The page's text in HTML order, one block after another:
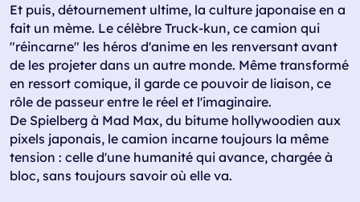
Et puis, détournement ultime, la culture japonaise en a
fait un mème. Le célèbre Truck-kun, ce camion qui
"réincarne" les héros d'anime en les renversant avant
de les projeter dans un autre monde. Même transformé
en ressort comique, il garde ce pouvoir de liaison, ce
rôle de passeur entre le réel et l'imaginaire.
De Spielberg à Mad Max, du bitume hollywoodien aux
pixels japonais, le camion incarne toujours la même
tension : celle d'une humanité qui avance, chargée à
bloc, sans toujours savoir où elle va.